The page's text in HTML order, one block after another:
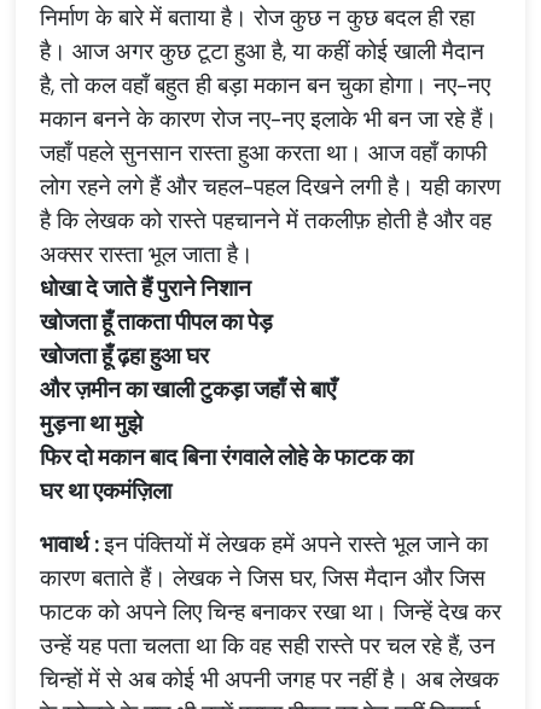
निर्माण के बारे में बताया है। रोज कुछ न कुछ बदल ही रहा
है। आज अगर कुछ टूटा हुआ है,या कहीं कोई खाली मैदान
है,तो कल वहाँ बहुत ही बड़ा मकान बन चुका होगा। नए-नए
मकान बनने के कारण रोज नए-नए इलाके भी बन जा रहे हैं।
जहाँ पहले सुनसान रास्ता हुआ करता था। आज वहाँ काफी
लोग रहने लगे हैं और चहल-पहल दिखने लगी है। यही कारण
है कि लेखक को रास्ते पहचानने में तकलीफ़ होती है और वह
अक्सर रास्ता भूल जाता है।
धोखादेजातेहैंपुरानेनिशान
खोजताहूँताकतापीपलकापेड़
खोजताहूँढ़हाहुआघर
औरज़मीनकाखालीटुकड़ाजहाँसेबाएँ
मुड़नाथामुझे
फिरदोमकानबादबिनारंगवालेलोहेकेफाटकका
घरथाएकमंज़िला
भावार्थ:इन पंक्तियों में लेखक हमें अपने रास्ते भूल जाने का
कारण बताते हैं। लेखक ने जिस घर,जिस मैदान और जिस
फाटक को अपने लिए चिन्ह बनाकर रखा था। जिन्हें देख कर
उन्हें यह पता चलता था कि वह सही रास्ते पर चल रहे हैं,उन
चिन्हों में से अब कोई भी अपनी जगह पर नहीं है। अब लेखक